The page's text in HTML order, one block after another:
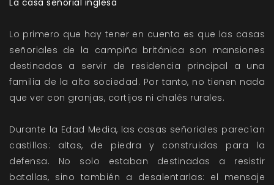
La casa señorial inglesa
Lo primero que hay tener en cuenta es que las casas
señoriales de la campiña británica son mansiones
destinadas a servir de residencia principal a una
familia de la alta sociedad. Por tanto, no tienen nada
que ver con granjas, cortijos ni chalés rurales.
Durante la Edad Media, las casas señoriales parecían
castillos: altas, de piedra y construidas para la
defensa. No solo estaban destinadas a resistir
batallas, sino también a desalentarlas: el mensaje